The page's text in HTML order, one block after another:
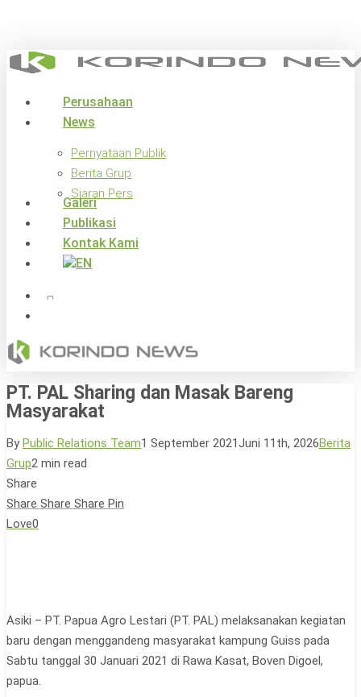
main
content
search
Menu
Perusahaan
News
Pernyataan Publik
Berita Grup
Siaran Pers
Galeri
Publikasi
Kontak Kami
x-
twitter
facebook
PT. PAL Sharing dan Masak Bareng
Masyarakat
By Public Relations Team1 September 2021Juni 11th, 2026Berita
Grup2 min read
Share
Share Share Share Pin
Love0
Asiki – PT. Papua Agro Lestari (PT. PAL) melaksanakan kegiatan
baru dengan menggandeng masyarakat kampung Guiss pada
Sabtu tanggal 30 Januari 2021 di Rawa Kasat, Boven Digoel,
papua.